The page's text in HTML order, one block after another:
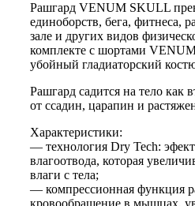
Рашгард VENUM SKULL
единоборств, бега, фитнеса,
зале и других видов
комплекте с шортами
убойный гладиаторский
Рашгард садится на тело как
от ссадин, царапин и
Характеристики:
— технология Dry Tech:
влагоотвода, которая
влаги с тела;
— компрессионная функция
кровообращение в мышцах,